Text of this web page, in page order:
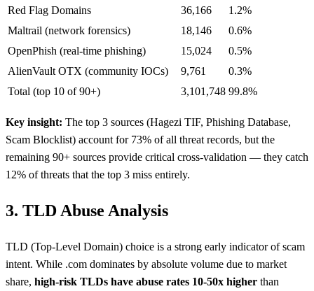
Red Flag Domains
36,166
1.2%
Maltrail (network forensics)
18,146
0.6%
OpenPhish (real-time phishing)
15,024
0.5%
AlienVault OTX (community IOCs)
9,761
0.3%
Total (top 10 of 90+)
3,101,748 99.8%
Key insight: The top 3 sources (Hagezi TIF, Phishing Database,
Scam Blocklist) account for 73% of all threat records, but the
remaining 90+ sources provide critical cross-validation — they catch
12% of threats that the top 3 miss entirely.
3. TLD Abuse Analysis
TLD (Top-Level Domain) choice is a strong early indicator of scam
intent. While .com dominates by absolute volume due to market
share, high-risk TLDs have abuse rates 10-50x higher than